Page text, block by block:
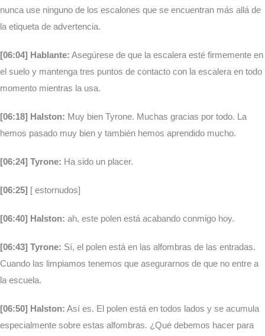
nunca use ninguno de los escalones que se encuentran más allá de
la etiqueta de advertencia.
[06:04] Hablante: Asegúrese de que la escalera esté firmemente en
el suelo y mantenga tres puntos de contacto con la escalera en todo
momento mientras la usa.
[06:18] Halston: Muy bien Tyrone. Muchas gracias por todo. La
hemos pasado muy bien y también hemos aprendido mucho.
[06:24] Tyrone: Ha sido un placer.
[06:25] [ estornudos]
[06:40] Halston: ah, este polen está acabando conmigo hoy.
[06:43] Tyrone: Sí, el polen está en las alfombras de las entradas.
Cuando las limpiamos tenemos que asegurarnos de que no entre a
la escuela.
[06:50] Halston: Así es. El polen está en todos lados y se acumula
especialmente sobre estas alfombras. ¿Qué debemos hacer para